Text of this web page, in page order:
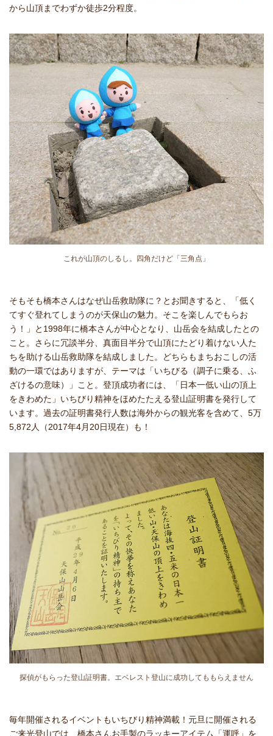
から山頂までわずか徒歩2分程度。
これが山頂のしるし。四角だけど「三角点」
そもそも橋本さんはなぜ山岳救助隊に？とお聞きすると、「低く
てすぐ登れてしまうのが天保山の魅力。そこを楽しんでもらお
う！」と1998年に橋本さんが中心となり、山岳会を結成したとの
こと。さらに冗談半分、真面目半分で山頂にたどり着けない人た
ちを助ける山岳救助隊を結成しました。どちらもまちおこしの活
動の一環ではありますが、テーマは「いちびる（調子に乗る、ふ
ざけるの意味）」こと。登頂成功者には、「日本一低い山の頂上
をきわめた」いちびり精神をほめたたえる登山証明書を発行して
います。過去の証明書発行人数は海外からの観光客を含めて、5万
5,872人（2017年4月20日現在）も！
探偵がもらった登山証明書。エベレスト登山に成功してももらえません
毎年開催されるイベントもいちびり精神満載！元旦に開催される
ご来光登山では、橋本さんお手製のラッキーアイテム「運呼」を